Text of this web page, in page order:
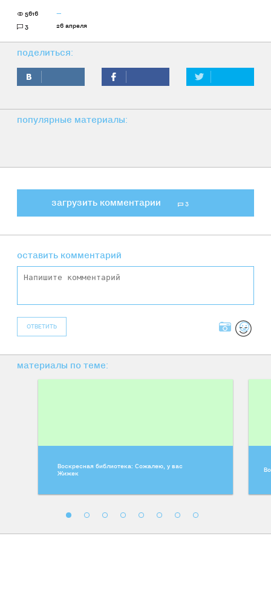
5616
3
—
26 апреля
поделиться:
популярные материалы:
загрузить комментарии 3
оставить комментарий
ОТВЕТИТЬ
материалы по теме:
Воскресная библиотека: Сожалею, у вас
Жижек